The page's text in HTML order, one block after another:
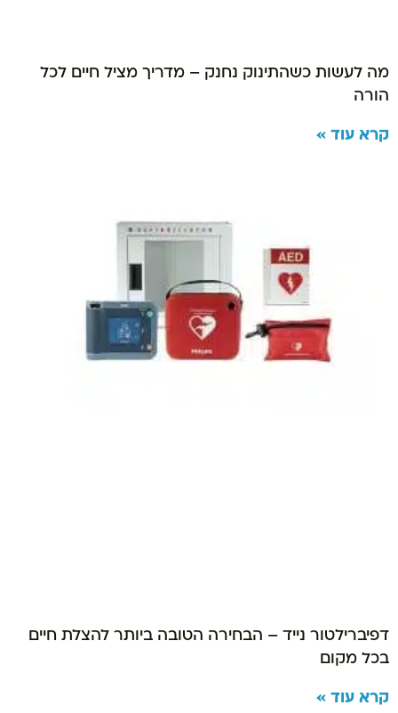
מה לעשות כשהתינוק נחנק – מדריך מציל חיים לכל
הורה
קרא עוד »
דפיברילטור נייד – הבחירה הטובה ביותר להצלת חיים
בכל מקום
קרא עוד »